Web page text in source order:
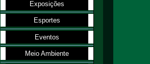
Exposições
Esportes
Eventos
Meio Ambiente